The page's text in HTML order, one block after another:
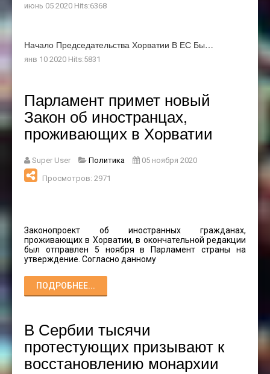
июнь 05 2020 Hits:6368
Начало Председательства Хорватии В ЕС Бы…
янв 10 2020 Hits:5831
Парламент примет новый
Закон об иностранцах,
проживающих в Хорватии
Super User Политика
05 ноября 2020
Просмотров: 2971
Законопроект об иностранных гражданах,
проживающих в Хорватии, в окончательной редакции
был отправлен 5 ноября в Парламент страны на
утверждение. Согласно данному
ПОДРОБНЕЕ...
В Сербии тысячи
протестующих призывают к
восстановлению монархии